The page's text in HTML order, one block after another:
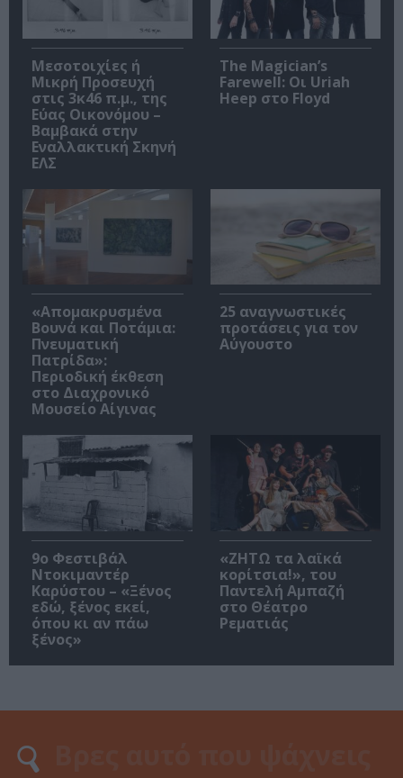
Μεσοτοιχίες ή
Μικρή Προσευχή
στις 3κ46 π.μ., της
Εύας Οικονόμου –
Βαμβακά στην
Εναλλακτική Σκηνή
ΕΛΣ
The Magician’s
Farewell: Οι Uriah
Heep στο Floyd
«Απομακρυσμένα
Βουνά και Ποτάμια:
Πνευματική
Πατρίδα»:
Περιοδική έκθεση
στο Διαχρονικό
Μουσείο Αίγινας
25 αναγνωστικές
προτάσεις για τον
Αύγουστο
9ο Φεστιβάλ
Ντοκιμαντέρ
Καρύστου – «Ξένος
εδώ, ξένος εκεί,
όπου κι αν πάω
ξένος»
«ΖΗΤΩ τα λαϊκά
κορίτσια!», του
Παντελή Αμπαζή
στο Θέατρο
Ρεματιάς